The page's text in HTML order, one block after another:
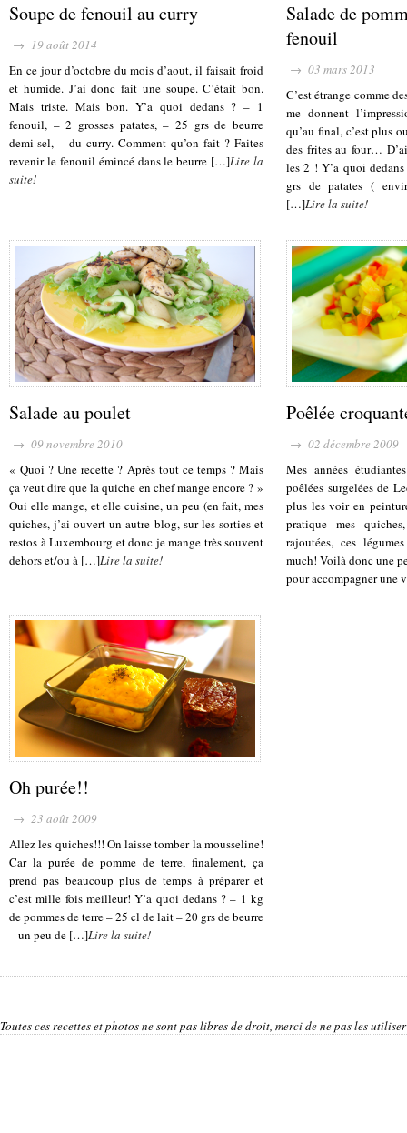
Soupe de fenouil au curry
→ 19 août 2014
En ce jour d’octobre du mois d’aout, il faisait froid
et humide. J’ai donc fait une soupe. C’était bon.
Mais triste. Mais bon. Y’a quoi dedans ? – 1
fenouil, – 2 grosses patates, – 25 grs de beurre
demi-sel, – du curry. Comment qu’on fait ? Faites
revenir le fenouil émincé dans le beurre […]Lire la
suite!
Salade de
fenouil
→ 03 mars 2013
C’est étrange comme
me donnent
qu’au final, c’est plus
des frites au four…
les 2 ! Y’a quoi
grs de patates (
[…]Lire la suite!
Salade au poulet
→ 09 novembre 2010
« Quoi ? Une recette ? Après tout ce temps ? Mais
ça veut dire que la quiche en chef mange encore ? »
Oui elle mange, et elle cuisine, un peu (en fait, mes
quiches, j’ai ouvert un autre blog, sur les sorties et
restos à Luxembourg et donc je mange très souvent
dehors et/ou à […]Lire la suite!
Poêlée
→ 02 décembre 2009
Mes années
poêlées surgelées de
plus les voir en
pratique mes
rajoutées, ces
much! Voilà donc une
pour accompagner
Oh purée!!
→ 23 août 2009
Allez les quiches!!! On laisse tomber la mousseline!
Car la purée de pomme de terre, finalement, ça
prend pas beaucoup plus de temps à préparer et
c’est mille fois meilleur! Y’a quoi dedans ? – 1 kg
de pommes de terre – 25 cl de lait – 20 grs de beurre
– un peu de […]Lire la suite!
Toutes ces recettes et photos ne sont pas libres de droit, merci de ne pas les